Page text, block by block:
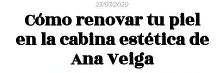
23/07/2020
Cómo renovar tu piel
en la cabina estética de
Ana Veiga